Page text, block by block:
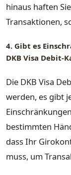
hinaus haften
Transaktionen,
4. Gibt es
DKB Visa Debit-
Die DKB Visa
werden, es gibt
bestimmten
dass Ihr
muss, um